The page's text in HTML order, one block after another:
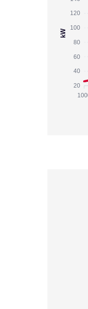
120
100
80
60
40
20
kW